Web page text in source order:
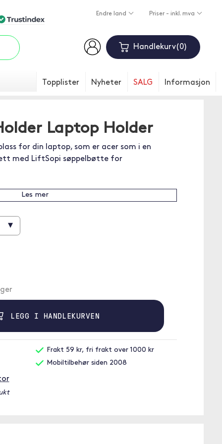
Endre land Priser - inkl. mva
Handlekurv 0
Topplister Nyheter SALG Informasjon
Laptop Holder
for din laptop, som er acer som i en
med LiftSopi søppelbøtte for
Les mer
▾
LEGG I HANDLEKURVEN
Frakt 59 kr, fri frakt over 1000 kr
Mobiltilbehør siden 2008